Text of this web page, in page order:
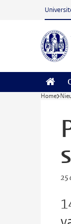
Ga naar
Home
25